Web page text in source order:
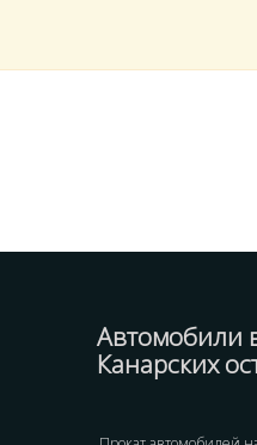
Автомобили
Канарских